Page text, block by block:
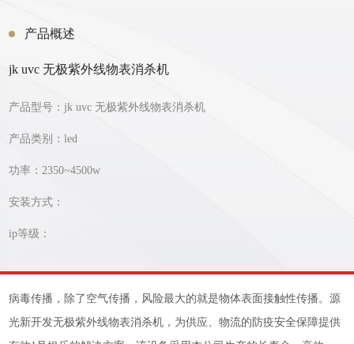
产品概述
jk uvc 无极紫外线物表消杀机
产品型号：jk uvc 无极紫外线物表消杀机
产品类别：led
功率：2350~4500w
安装方式：
ip等级：
病毒传播，除了空气传播，风险最大的就是物体表面接触性传播。源
光新开发无极紫外线物表消杀机，为供应、物流的防疫安全保障提供